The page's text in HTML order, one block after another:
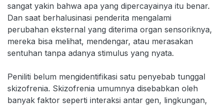
sangat yakin bahwa apa yang dipercayainya itu benar.
Dan saat berhalusinasi penderita mengalami
perubahan eksternal yang diterima organ sensoriknya,
mereka bisa melihat, mendengar, atau merasakan
sentuhan tanpa adanya stimulus yang nyata.
Peniliti belum mengidentifikasi satu penyebab tunggal
skizofrenia. Skizofrenia umumnya disebabkan oleh
banyak faktor seperti interaksi antar gen, lingkungan,